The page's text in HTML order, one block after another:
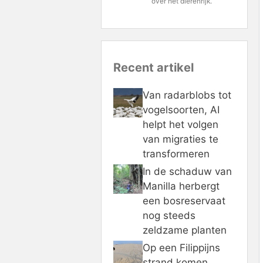
Recent artikel
Van radarblobs tot
vogelsoorten, AI
helpt het volgen
van migraties te
transformeren
In de schaduw van
Manilla herbergt
een bosreservaat
nog steeds
zeldzame planten
Op een Filippijns